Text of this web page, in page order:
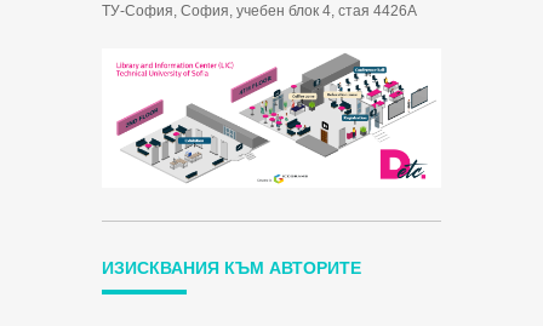
ТУ-София, София, учебен блок 4, стая 4426А
ИЗИСКВАНИЯ КЪМ АВТОРИТЕ